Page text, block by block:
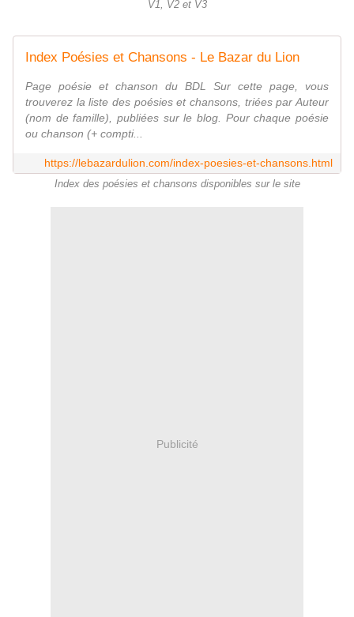
V1, V2 et V3
Index Poésies et Chansons - Le Bazar du Lion
Page poésie et chanson du BDL Sur cette page, vous
trouverez la liste des poésies et chansons, triées par Auteur
(nom de famille), publiées sur le blog. Pour chaque poésie
ou chanson (+ compti...
https://lebazardulion.com/index-poesies-et-chansons.html
Index des poésies et chansons disponibles sur le site
Publicité